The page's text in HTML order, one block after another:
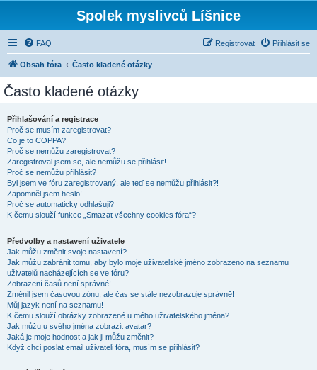
Spolek myslivců Líšnice
FAQ Přihlásit se
Registrovat
Obsah fóra Často kladené otázky
Často kladené otázky
Přihlašování a registrace
Proč se musím zaregistrovat?
Co je to COPPA?
Proč se nemůžu zaregistrovat?
Zaregistroval jsem se, ale nemůžu se přihlásit!
Proč se nemůžu přihlásit?
Byl jsem ve fóru zaregistrovaný, ale teď se nemůžu přihlásit?!
Zapomněl jsem heslo!
Proč se automaticky odhlašuji?
K čemu slouží funkce „Smazat všechny cookies fóra“?
Předvolby a nastavení uživatele
Jak můžu změnit svoje nastavení?
Jak můžu zabránit tomu, aby bylo moje uživatelské jméno zobrazeno na seznamu
uživatelů nacházejících se ve fóru?
Zobrazení časů není správné!
Změnil jsem časovou zónu, ale čas se stále nezobrazuje správně!
Můj jazyk není na seznamu!
K čemu slouží obrázky zobrazené u mého uživatelského jména?
Jak můžu u svého jména zobrazit avatar?
Jaká je moje hodnost a jak ji můžu změnit?
Když chci poslat email uživateli fóra, musím se přihlásit?